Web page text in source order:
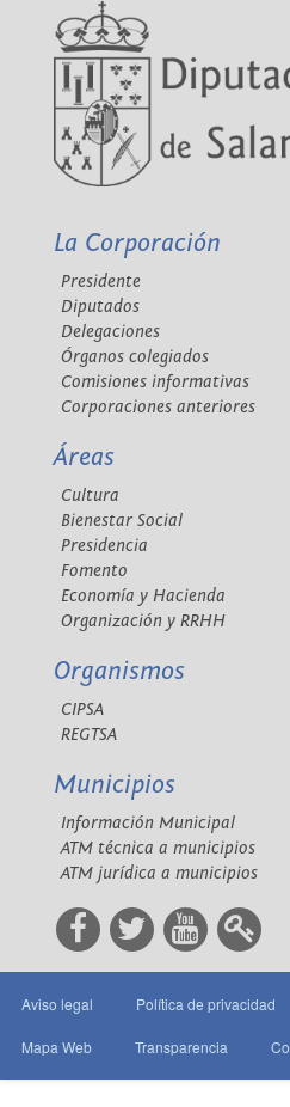
La Corporación
Presidente
Diputados
Delegaciones
Órganos colegiados
Comisiones informativas
Corporaciones anteriores
Áreas
Cultura
Bienestar Social
Presidencia
Fomento
Economía y Hacienda
Organización y RRHH
Organismos
CIPSA
REGTSA
Municipios
Información Municipal
ATM técnica a municipios
ATM jurídica a municipios
Aviso legal Política de privacidad
Mapa Web Transparencia